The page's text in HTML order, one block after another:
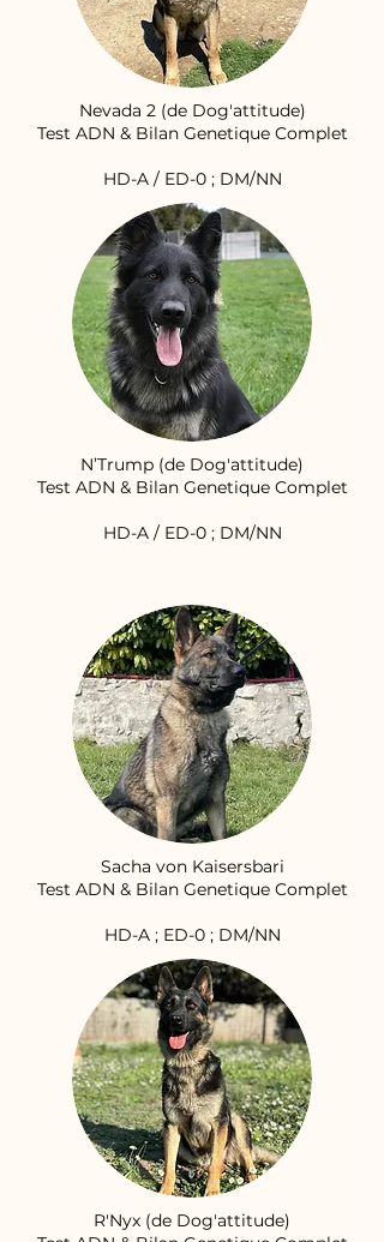
Nevada 2 (de Dog'attitude)
Test ADN & Bilan Genetique Complet
HD-A / ED-0 ; DM/NN
N’Trump (de Dog'attitude)
Test ADN & Bilan Genetique Complet
HD-A / ED-0 ; DM/NN
Sacha von Kaisersbari
Test ADN & Bilan Genetique Complet
HD-A ; ED-0 ; DM/NN
R'Nyx (de Dog'attitude)